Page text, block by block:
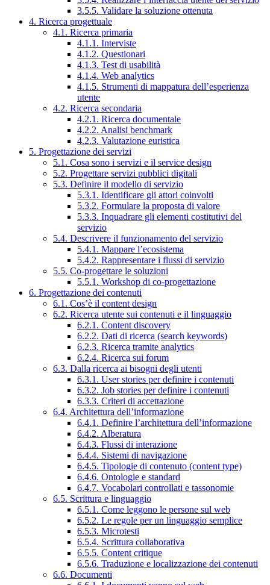
3.5.5. Validare la soluzione ottenuta
4. Ricerca progettuale
4.1. Ricerca primaria
4.1.1. Interviste
4.1.2. Questionari
4.1.3. Test di usabilità
4.1.4. Web analytics
4.1.5. Strumenti di mappatura dell’esperienza
utente
4.2. Ricerca secondaria
4.2.1. Ricerca documentale
4.2.2. Analisi benchmark
4.2.3. Valutazione euristica
5. Progettazione dei servizi
5.1. Cosa sono i servizi e il service design
5.2. Progettare servizi pubblici digitali
5.3. Definire il modello di servizio
5.3.1. Identificare gli attori coinvolti
5.3.2. Formulare la proposta di valore
5.3.3. Inquadrare gli elementi costitutivi del
servizio
5.4. Descrivere il funzionamento del servizio
5.4.1. Mappare l’ecosistema
5.4.2. Rappresentare i flussi di servizio
5.5. Co-progettare le soluzioni
5.5.1. Workshop di co-progettazione
6. Progettazione dei contenuti
6.1. Cos’è il content design
6.2. Ricerca utente sui contenuti e il linguaggio
6.2.1. Content discovery
6.2.2. Dati di ricerca (search keywords)
6.2.3. Ricerca tramite analytics
6.2.4. Ricerca sui forum
6.3. Dalla ricerca ai bisogni degli utenti
6.3.1. User stories per definire i contenuti
6.3.2. Job stories per definire i contenuti
6.3.3. Criteri di accettazione
6.4. Architettura dell’informazione
6.4.1. Definire l’architettura dell’informazione
6.4.2. Alberatura
6.4.3. Flussi di interazione
6.4.4. Sistemi di navigazione
6.4.5. Tipologie di contenuto (content type)
6.4.6. Ontologie e standard
6.4.7. Vocabolari controllati e tassonomie
6.5. Scrittura e linguaggio
6.5.1. Come leggono le persone sul web
6.5.2. Le regole per un linguaggio semplice
6.5.3. Microtesti
6.5.4. Scrittura collaborativa
6.5.5. Content critique
6.5.6. Traduzione e localizzazione dei contenuti
6.6. Documenti